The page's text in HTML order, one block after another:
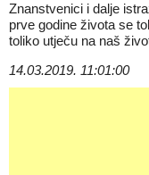
Znanstvenici i dalje
prve godine života se
toliko utječu na naš
14.03.2019. 11:01:00